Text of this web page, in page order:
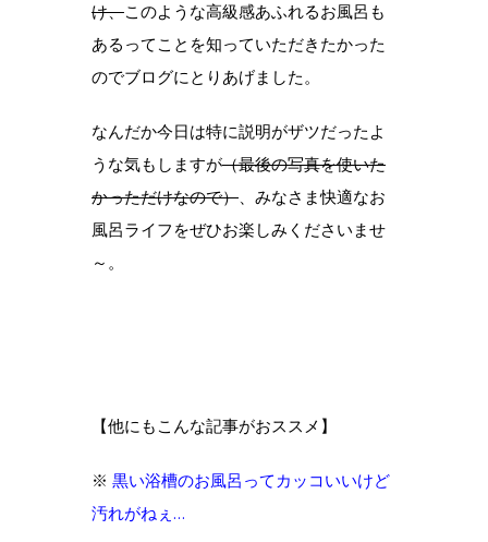
け、このような高級感あふれるお風呂も
あるってことを知っていただきたかった
のでブログにとりあげました。
なんだか今日は特に説明がザツだったよ
うな気もしますが（最後の写真を使いた
かっただけなので）、みなさま快適なお
風呂ライフをぜひお楽しみくださいませ
～。
【他にもこんな記事がおススメ】
※ 黒い浴槽のお風呂ってカッコいいけど
汚れがねぇ…